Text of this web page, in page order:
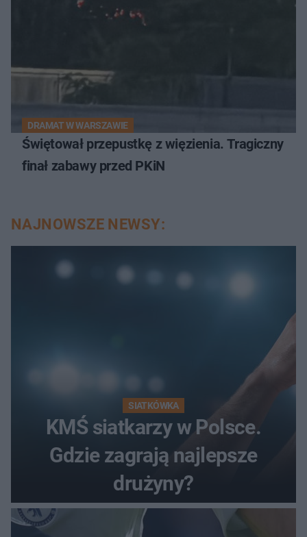
DRAMAT W WARSZAWIE
Świętował przepustkę z więzienia. Tragiczny
finał zabawy przed PKiN
NAJNOWSZE NEWSY:
SIATKÓWKA
KMŚ siatkarzy w Polsce.
Gdzie zagrają najlepsze
drużyny?